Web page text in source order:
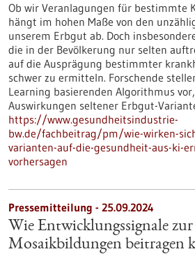
Ob wir Veranlagungen für bestimmte
hängt im hohen Maße von den
unserem Erbgut ab. Doch
die in der Bevölkerung nur selten
auf die Ausprägung bestimmter
schwer zu ermitteln. Forschende
Learning basierenden Algorithmus
Auswirkungen seltener Erbgut-
https://www.gesundheitsindustrie-
bw.de/fachbeitrag/pm/wie-wirken-
varianten-auf-die-gesundheit-aus-ki-
vorhersagen
Pressemitteilung - 25.09.2024
Wie Entwicklungssignale zur
Mosaikbildungen beitragen